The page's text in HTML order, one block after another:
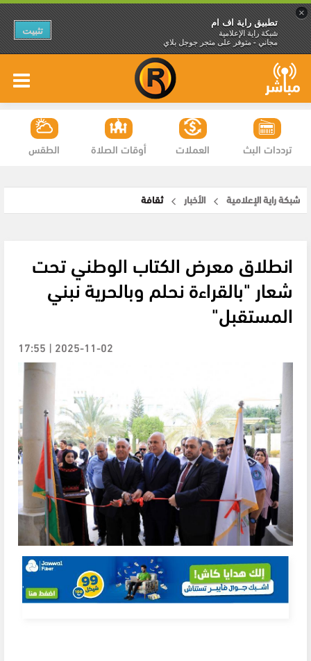
×
تطبيق راية اف ام
شبكة راية الإعلامية
مجاني - متوفر على متجر جوجل بلاي
تثبيت
الطقس أوقات الصلاة العملات ترددات البث
شبكة راية الإعلامية الأخبار ثقافة
انطلاق معرض الكتاب الوطني تحت
شعار "بالقراءة نحلم وبالحرية نبني
المستقبل"
2025-11-02 | 17:55